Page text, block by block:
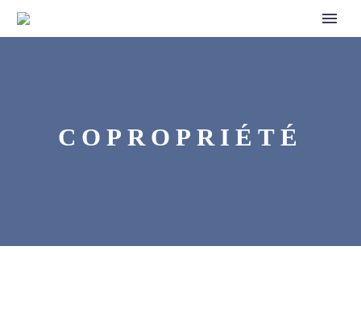
COPROPRIÉTÉ